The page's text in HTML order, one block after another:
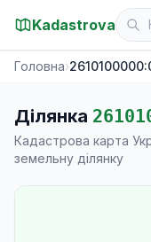
Kadastrova
Головна›
Ділянка
Кадастрова карта
земельну ділянку